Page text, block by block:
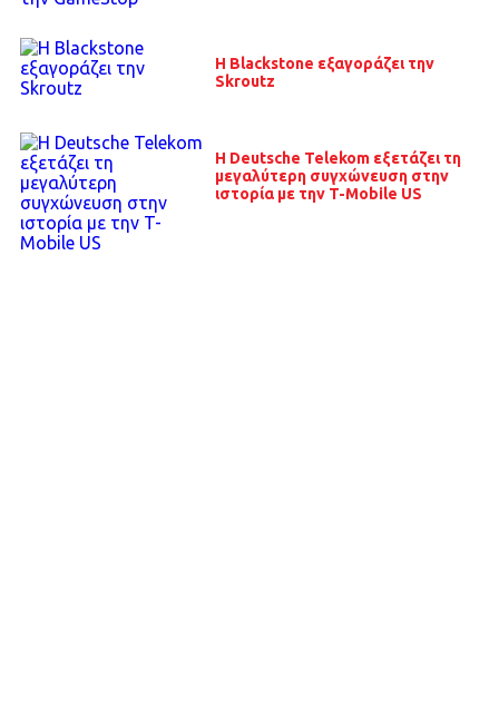
Η Blackstone εξαγοράζει την
Skroutz
Η Deutsche Telekom εξετάζει τη
μεγαλύτερη συγχώνευση στην
ιστορία με την T-Mobile US